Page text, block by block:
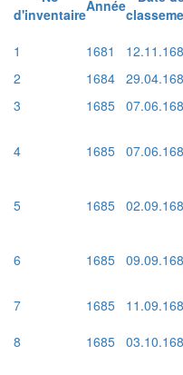
d'inventaireAnnée
1
1681
2
1684
3
1685
4 1685
5 1685
6 1685
7 1685
8
1685